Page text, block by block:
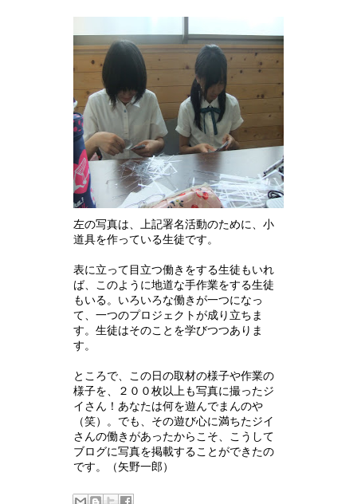
左の写真は、上記署名活動のために、小
道具を作っている生徒です。
表に立って目立つ働きをする生徒もいれ
ば、このように地道な手作業をする生徒
もいる。いろいろな働きが一つになっ
て、一つのプロジェクトが成り立ちま
す。生徒はそのことを学びつつありま
す。
ところで、この日の取材の様子や作業の
様子を、２００枚以上も写真に撮ったジ
イさん！あなたは何を遊んでまんのや
（笑）。でも、その遊び心に満ちたジイ
さんの働きがあったからこそ、こうして
ブログに写真を掲載することができたの
です。（矢野一郎）